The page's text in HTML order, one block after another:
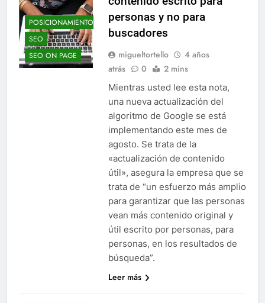
POSICIONAMIENTO
SEO
SEO ON PAGE
personas y no para
buscadores
migueltortello
4 años
atrás
0 2 mins
Mientras usted lee esta nota,
una nueva actualización del
algoritmo de Google se está
implementando este mes de
agosto. Se trata de la
«actualización de contenido
útil», asegura la empresa que se
trata de “un esfuerzo más amplio
para garantizar que las personas
vean más contenido original y
útil escrito por personas, para
personas, en los resultados de
búsqueda”.
Leer más